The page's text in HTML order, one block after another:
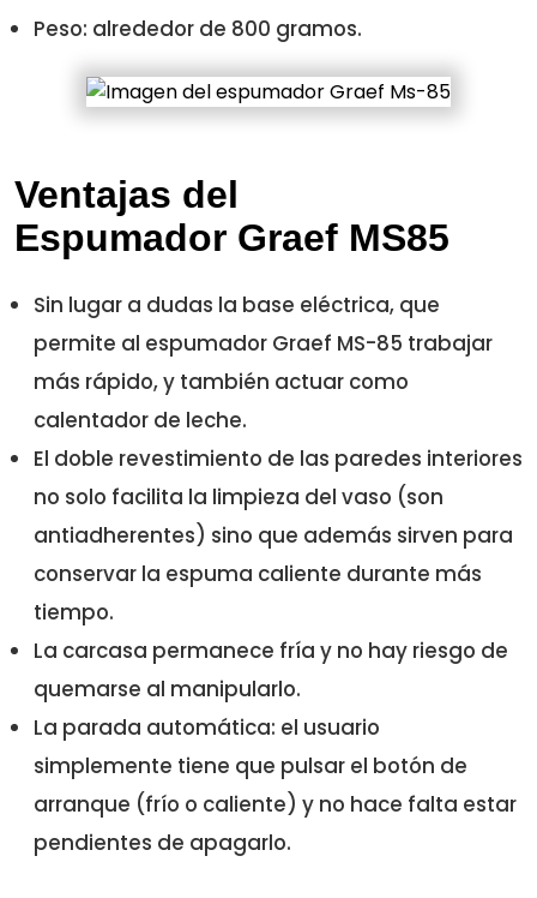
Peso: alrededor de 800 gramos.
Ventajas del
Espumador Graef MS85
Sin lugar a dudas la base eléctrica, que
permite al espumador Graef MS-85 trabajar
más rápido, y también actuar como
calentador de leche.
El doble revestimiento de las paredes interiores
no solo facilita la limpieza del vaso (son
antiadherentes) sino que además sirven para
conservar la espuma caliente durante más
tiempo.
La carcasa permanece fría y no hay riesgo de
quemarse al manipularlo.
La parada automática: el usuario
simplemente tiene que pulsar el botón de
arranque (frío o caliente) y no hace falta estar
pendientes de apagarlo.